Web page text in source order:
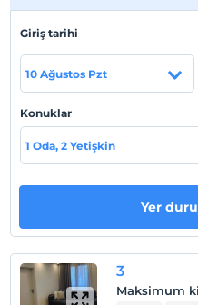
Otel koşulları
Check/in
En erken saat 14:00 ve
Check/out
En geç saat 12:00 ve öncesi
Evcil hayvan kabul
Sigara
Odalarda sigara içilmez
Çocuklar
2 yaşına kadar olan
Her bir oda için 7 yaşına
Giriş tarihi
10 Ağustos Pzt
Konuklar
1 Oda, 2 Yetişkin
Yer
3
Maksimum